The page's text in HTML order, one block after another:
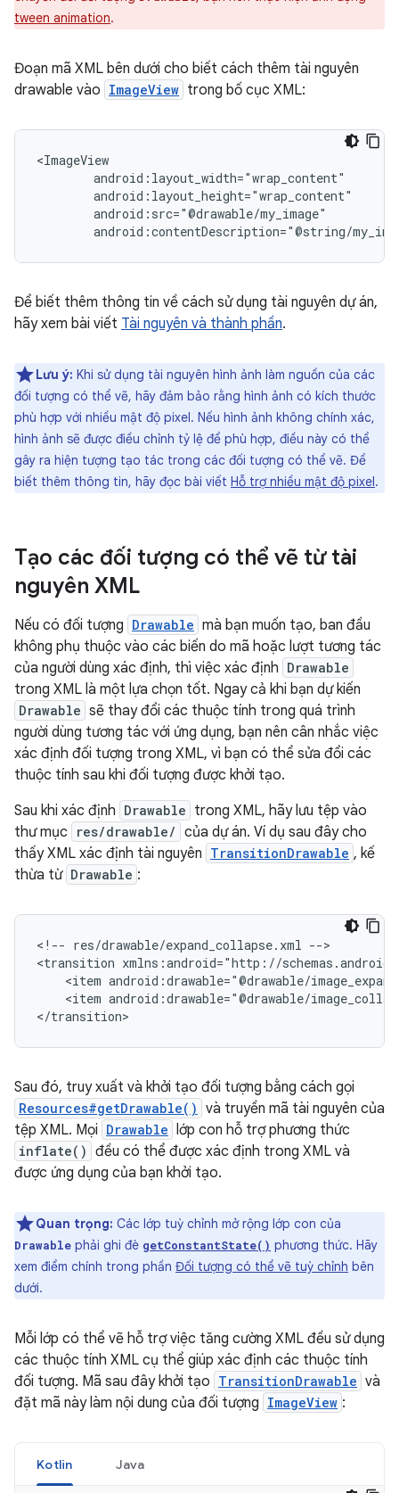
tween animation.
Đoạn mã XML bên dưới cho biết cách thêm tài nguyên
drawable vào ImageView trong bố cục XML:
android:contentDescription="@string/
Để biết thêm thông tin về cách sử dụng tài nguyên dự án,
hãy xem bài viết Tài nguyên và thành phần.
Lưu ý: Khi sử dụng tài nguyên hình ảnh làm nguồn của các
đối tượng có thể vẽ, hãy đảm bảo rằng hình ảnh có kích thước
phù hợp với nhiều mật độ pixel. Nếu hình ảnh không chính xác,
hình ảnh sẽ được điều chỉnh tỷ lệ để phù hợp, điều này có thể
gây ra hiện tượng tạo tác trong các đối tượng có thể vẽ. Để
biết thêm thông tin, hãy đọc bài viết Hỗ trợ nhiều mật độ pixel.
Tạo các đối tượng có thể vẽ từ tài
nguyên XML
Nếu có đối tượng Drawable mà bạn muốn tạo, ban đầu
không phụ thuộc vào các biến do mã hoặc lượt tương tác
của người dùng xác định, thì việc xác định Drawable
trong XML là một lựa chọn tốt. Ngay cả khi bạn dự kiến
Drawable sẽ thay đổi các thuộc tính trong quá trình
người dùng tương tác với ứng dụng, bạn nên cân nhắc việc
xác định đối tượng trong XML, vì bạn có thể sửa đổi các
thuộc tính sau khi đối tượng được khởi tạo.
Sau khi xác định Drawable trong XML, hãy lưu tệp vào
thư mục
res/drawable/ của dự án. Ví dụ sau đây cho
thấy XML xác định tài nguyên TransitionDrawable , kế
thừa từ Drawable :
<!-- res/drawable/expand_collapse.xml -->
<transition
<item
<item android:drawable="@drawable/
</transition>
Sau đó, truy xuất và khởi tạo đối tượng bằng cách gọi
Resources#getDrawable() và truyền mã tài nguyên của
tệp XML. Mọi Drawable lớp con hỗ trợ phương thức
inflate() đều có thể được xác định trong XML và
được ứng dụng của bạn khởi tạo.
Quan trọng: Các lớp tuỳ chỉnh mở rộng lớp con của
Drawable phải ghi đè getConstantState() phương thức. Hãy
xem điểm chính trong phần Đối tượng có thể vẽ tuỳ chỉnh bên
dưới.
Mỗi lớp có thể vẽ hỗ trợ việc tăng cường XML đều sử dụng
các thuộc tính XML cụ thể giúp xác định các thuộc tính
đối tượng. Mã sau đây khởi tạo TransitionDrawable và
đặt mã này làm nội dung của đối tượng ImageView :
Kotlin Java